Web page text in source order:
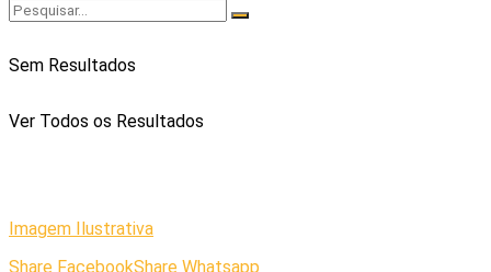
Sem Resultados
Ver Todos os Resultados
Imagem Ilustrativa
Share FacebookShare Whatsapp